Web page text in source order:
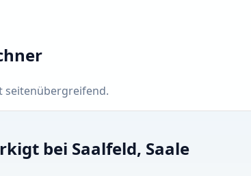
seitenübergreifend.
bei Saalfeld, Saale